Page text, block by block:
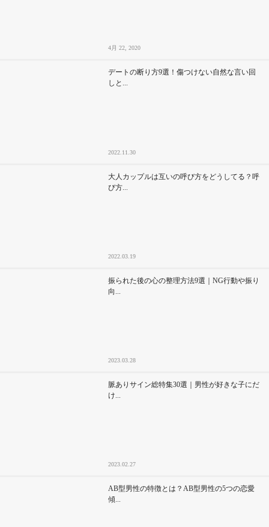
4月 22, 2020
デートの断り方9選！傷つけない自然な言い回
しと...
2022.11.30
大人カップルは互いの呼び方をどうしてる？呼
び方...
2022.03.19
振られた後の心の整理方法9選｜NG行動や振り
向...
2023.03.28
脈ありサイン総特集30選｜男性が好きな子にだ
け...
2023.02.27
AB型男性の特徴とは？AB型男性の5つの恋愛
傾...